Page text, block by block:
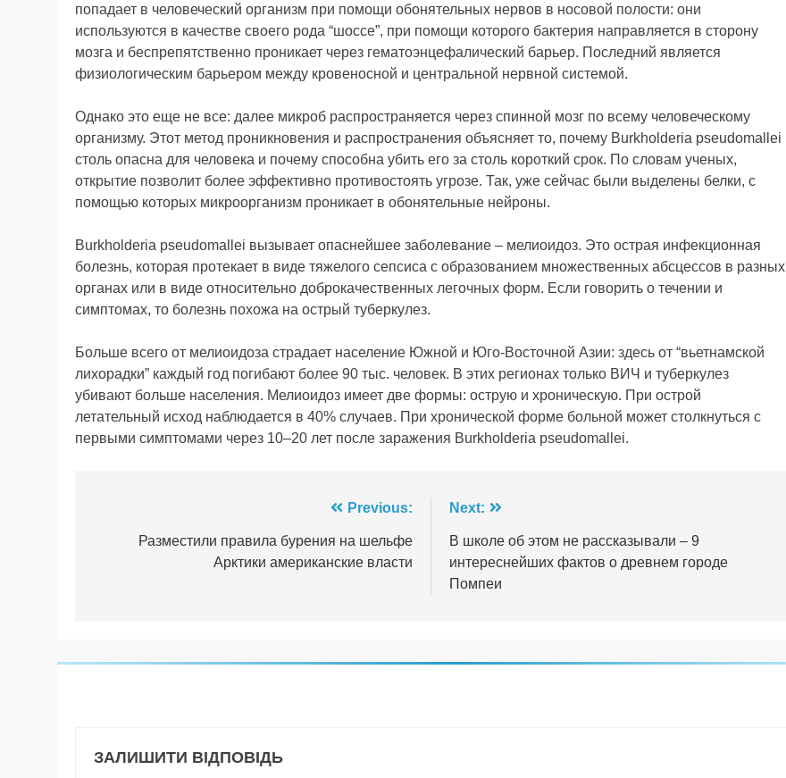
попадает в человеческий организм при помощи обонятельных нервов в носовой полости: они
используются в качестве своего рода “шоссе”, при помощи которого бактерия направляется в сторону
мозга и беспрепятственно проникает через гематоэнцефалический барьер. Последний является
физиологическим барьером между кровеносной и центральной нервной системой.
Однако это еще не все: далее микроб распространяется через спинной мозг по всему человеческому
организму. Этот метод проникновения и распространения объясняет то, почему Burkholderia pseudomallei
столь опасна для человека и почему способна убить его за столь короткий срок. По словам ученых,
открытие позволит более эффективно противостоять угрозе. Так, уже сейчас были выделены белки, с
помощью которых микроорганизм проникает в обонятельные нейроны.
Burkholderia pseudomallei вызывает опаснейшее заболевание – мелиоидоз. Это острая инфекционная
болезнь, которая протекает в виде тяжелого сепсиса с образованием множественных абсцессов в разных
органах или в виде относительно доброкачественных легочных форм. Если говорить о течении и
симптомах, то болезнь похожа на острый туберкулез.
Больше всего от мелиоидоза страдает население Южной и Юго-Восточной Азии: здесь от “вьетнамской
лихорадки” каждый год погибают более 90 тыс. человек. В этих регионах только ВИЧ и туберкулез
убивают больше населения. Мелиоидоз имеет две формы: острую и хроническую. При острой
летательный исход наблюдается в 40% случаев. При хронической форме больной может столкнуться с
первыми симптомами через 10–20 лет после заражения Burkholderia pseudomallei.
записів
Previous:
Разместили правила бурения на шельфе
Арктики американские власти
Next:
В школе об этом не рассказывали – 9
интереснейших фактов о древнем городе
Помпеи
ЗАЛИШИТИ ВІДПОВІДЬ